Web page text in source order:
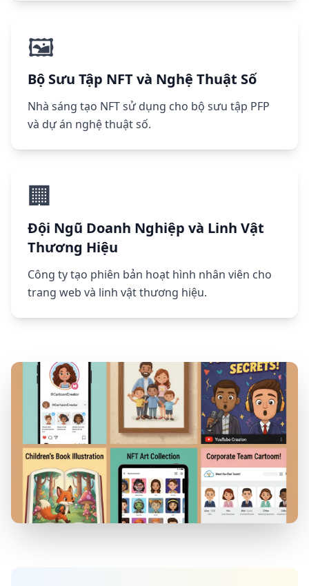
🖼️
Bộ Sưu Tập NFT và Nghệ Thuật Số
Nhà sáng tạo NFT sử dụng cho bộ sưu tập PFP
và dự án nghệ thuật số.
🏢
Đội Ngũ Doanh Nghiệp và Linh Vật
Thương Hiệu
Công ty tạo phiên bản hoạt hình nhân viên cho
trang web và linh vật thương hiệu.